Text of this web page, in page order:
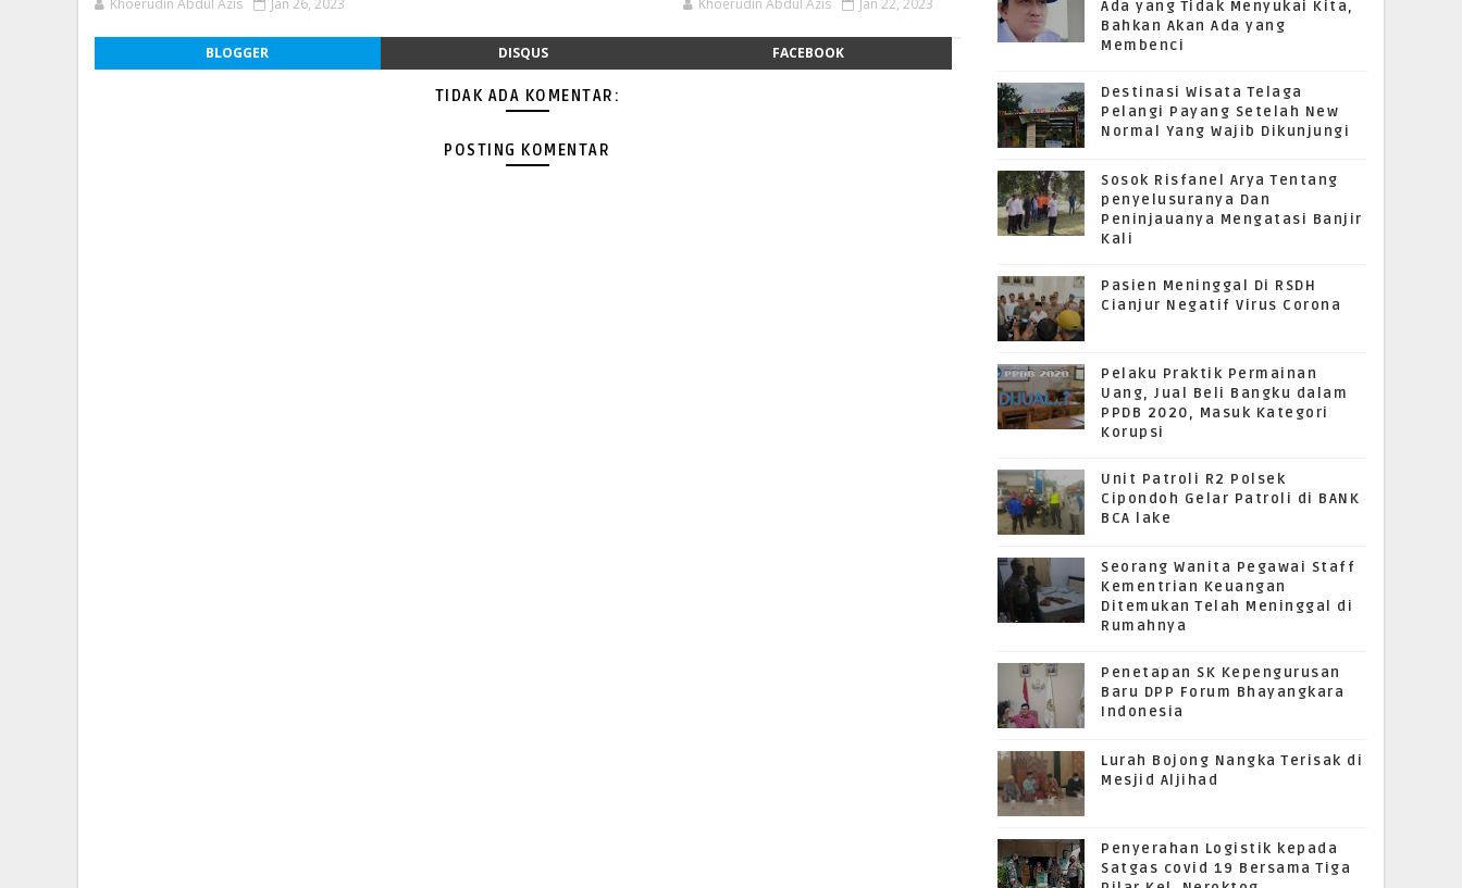
BLOGGER DISQUS FACEBOOK
TIDAK ADA KOMENTAR:
POSTING KOMENTAR
Ada yang Tidak Menyukai Kita,
Bahkan Akan Ada yang
Membenci
Destinasi Wisata Telaga
Pelangi Payang Setelah New
Normal Yang Wajib Dikunjungi
Sosok Risfanel Arya Tentang
penyelusuranya Dan
Peninjauanya Mengatasi Banjir
Kali
Pasien Meninggal Di RSDH
Cianjur Negatif Virus Corona
Pelaku Praktik Permainan
Uang, Jual Beli Bangku dalam
PPDB 2020, Masuk Kategori
Korupsi
Unit Patroli R2 Polsek
Cipondoh Gelar Patroli di BANK
BCA lake
Seorang Wanita Pegawai Staff
Kementrian Keuangan
Ditemukan Telah Meninggal di
Rumahnya
Penetapan SK Kepengurusan
Baru DPP Forum Bhayangkara
Indonesia
Lurah Bojong Nangka Terisak di
Mesjid Aljihad
Penyerahan Logistik kepada
Satgas covid 19 Bersama Tiga